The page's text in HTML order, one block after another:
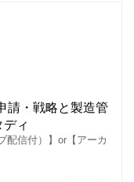
請・戦略と製造管
ィ
配信付）】or【アーカ